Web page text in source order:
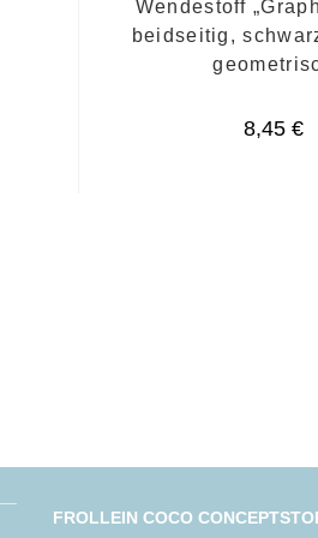
Wendestoff
beidseitig,
8,45€
FROLLEIN COCO